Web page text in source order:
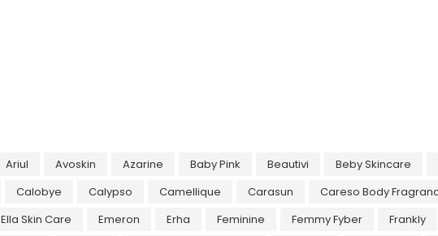
Ariul Avoskin Azarine Baby Pink Beautivi Beby Skincare
Calobye Calypso Camellique Carasun Careso Body
Ella Skin Care Emeron Erha Feminine Femmy Fyber Frankly